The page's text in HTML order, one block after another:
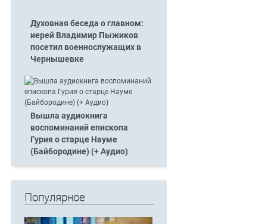
Духовная беседа о главном:
иерей Владимир Пыжиков
посетил военнослужащих в
Чернышевке
Вышла аудиокнига
воспоминаний епископа
Гурия о старце Науме
(Байбородине) (+ Аудио)
Популярное